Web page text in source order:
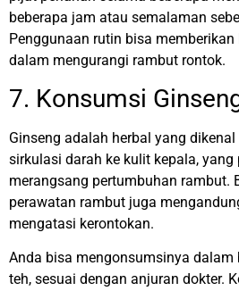
beberapa jam atau semalaman
Penggunaan rutin bisa
dalam mengurangi rambut rontok.
7. Konsumsi
Ginseng adalah herbal yang
sirkulasi darah ke kulit kepala,
merangsang pertumbuhan rambut.
perawatan rambut juga
mengatasi kerontokan.
Anda bisa mengonsumsinya dalam
teh, sesuai dengan anjuran dokter.